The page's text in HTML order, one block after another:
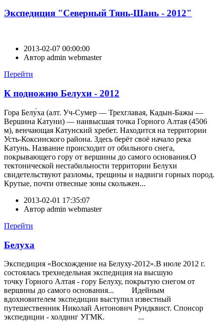
Экспедиция "Северный Тянь-Шань - 2012"
2013-02-07 00:00:00
Автор admin webmaster
Перейти
К подножию Белухи - 2012
Гора Белу́ха (алт. Уч-Сумер — Трехглавая, Кадын-Бажы —
Вершина Катуни) — наивысшая точка Горного Алтая (4506
м), венчающая Катунский хребет. Находится на территории
Усть-Коксинского района. Здесь берёт своё начало река
Катунь. Название происходит от обильного снега,
покрывающего гору от вершины до самого основания.О
тектонической нестабильности территории Белухи
свидетельствуют разломы, трещины и надвиги горных пород.
Крутые, почти отвесные зоны скольжен...
2013-02-01 17:35:07
Автор admin webmaster
Перейти
Белуха
Экспедиция «Восхождение на Белуху-2012».В июле 2012 г.
состоялась трехнедельная экспедиция на высшую
точку Горного Алтая - гору Белуху, покрытую снегом от
вершины до самого основания... Идейным
вдохновителем экспедиции выступил известный
путешественник Николай Антонович Рундквист. Спонсор
экспедиции - холдинг УГМК. ...